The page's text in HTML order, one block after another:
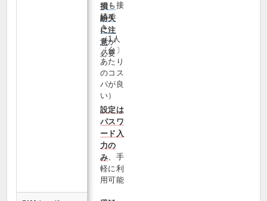
でも接
続で
き、
（1人
〔台〕
あたり
のコス
パが良
い）
設定は
パスワ
ード入
力の
み、手
軽に利
用可能
損・
紛失
に注
意が
必要